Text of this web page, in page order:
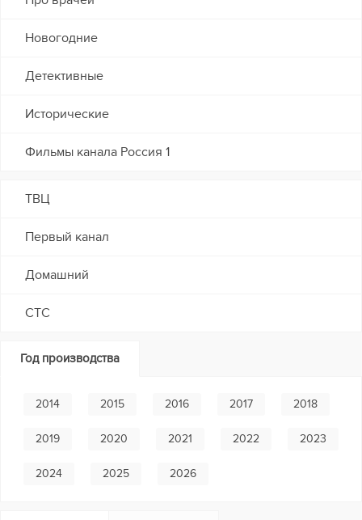
Новогодние
Детективные
Исторические
Фильмы канала Россия 1
ТВЦ
Первый канал
Домашний
СТС
Год производства
2014 2015 2016 2017 2018
2019 2020 2021 2022 2023
2024 2025 2026